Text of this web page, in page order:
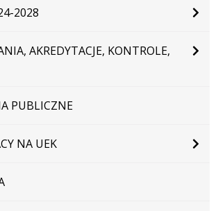
2028
AKREDYTACJE, KONTROLE,
PUBLICZNE
NA UEK